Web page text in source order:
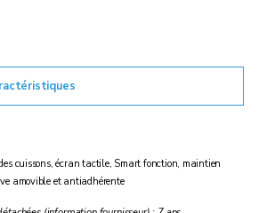
cuissons, écran tactile, Smart fonction, maintien
amovible et antiadhérente